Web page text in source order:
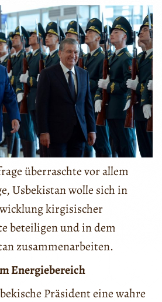
überraschte vor allem
Usbekistan wolle sich in
kirgisischer
beteiligen und in dem
zusammenarbeiten.
Energiebereich
Präsident eine wahre